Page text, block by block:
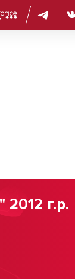
г.р.